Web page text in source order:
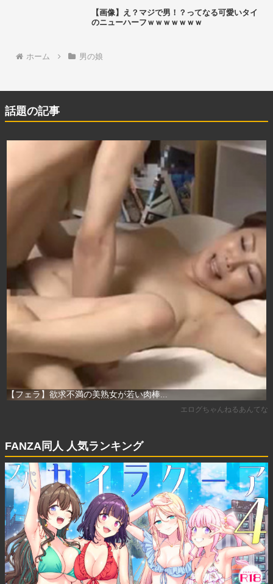
【画像】え？マジで男！？ってなる可愛いタイ
のニューハーフｗｗｗｗｗｗｗ
ホーム 男の娘
話題の記事
FANZA同人 人気ランキング